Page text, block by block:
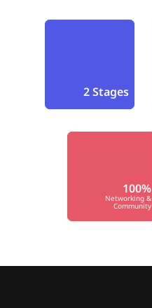
2 Stages
100%
Networking &
Community